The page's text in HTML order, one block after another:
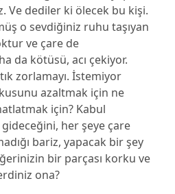
Ve dediler ki ölecek bu kişi.
o sevdiğiniz ruhu taşıyan
ve çare de
da kötüsü, acı çekiyor.
zorlamayı. İstemiyor
azaltmak için ne
için? Kabul
her şeye çare
bariz, yapacak bir şey
bir parçası korku ve
ona?